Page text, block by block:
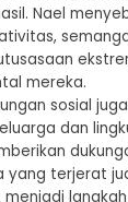
Nael
mereka.
sosial
dan
yang terjerat